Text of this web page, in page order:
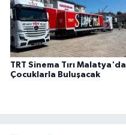
TRT Sinema Tırı Malatya'da
Çocuklarla Buluşacak